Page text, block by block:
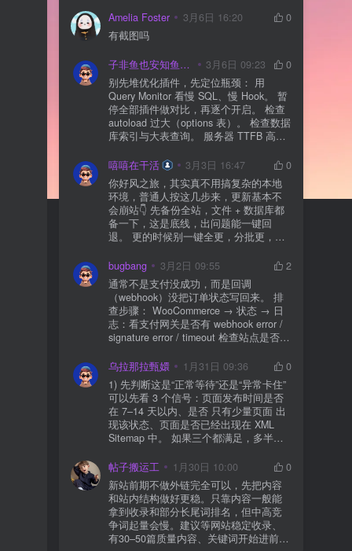
Amelia Foster
3月6日 16:20
0
有截图吗
子非鱼也安知鱼之乐 3月6日 09:23
0
别先堆优化插件，先定位瓶颈： 用
Query Monitor 看慢 SQL、慢 Hook。 暂
停全部插件做对比，再逐个开启。 检查
autoload 过大（options 表）。 检查数据
库索引与大表查询。 服务器 TTFB 高就
嘻嘻在干活
3月3日 16:47
0
你好风之旅，其实真不用搞复杂的本地
环境，普通人按这几步来，更新基本不
会崩站👇 先备份全站，文件 + 数据库都
备一下，这是底线，出问题能一键回
退。 更的时候别一键全更，分批更，先
立刻清缓存，去前台检查首页、文章
页、按钮、表单这些关键位置。 最好再
装个支持版本回滚的插件，万一崩了，
一秒切回旧版。 总结来说：先备份、分
批更、更完查、留退路，稳得很✅😎希望
能帮到你
bugbang 3月2日 09:55
2
通常不是支付没成功，而是回调
（webhook）没把订单状态写回来。 排
查步骤： WooCommerce → 状态 → 日
志：看支付网关是否有 webhook error /
signature error / timeout 检查站点是否被
全插件） 检查是否启用了“缓存结账页/接
口路径”（结账页和回调接口不应缓存）
看服务器错误日志是否有 500/致命错误
导致回调执行中断 解决方案： 放行 wp-
json、wc-api、支付网关回调 URL（按网
关文档配置） 关闭结账页的缓存与 JS
合并压缩测试一次 若使用 Cloudflare：
则
乌拉那拉甄嬛 1月31日 09:36
0
1) 先判断这是“正常等待”还是“异常卡住”
可以先看 3 个信号：页面发布时间是否
在 7–14 天以内、是否 只有少量页面 出
现该状态、页面是否已经出现在 XML
Sitemap 中。 如果三个都满足，多半属
手。 2) 什么情况下“等”是没用的？ 以下
情况基本不会靠时间自动解决：页面几
乎没有内链（孤立页）、内容与站内已
有页面高度相似、canonical 指向了别的
URL、同一主题短时间发布太多相似文
章。 这种情况下，Google 已经抓取，但
判断“当前不值得进入索引”。 3) 最有效
帖子搬运工 1月30日 10:00
0
新站前期不做外链完全可以，先把内容
和站内结构做好更稳。只靠内容一般能
拿到收录和部分长尾词排名，但中高竞
争词起量会慢。建议等网站稳定收录、
有30–50篇质量内容、关键词开始进前